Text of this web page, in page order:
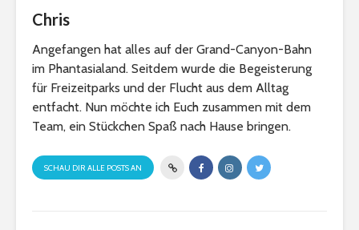
Chris
Angefangen hat alles auf der Grand-Canyon-Bahn
im Phantasialand. Seitdem wurde die Begeisterung
für Freizeitparks und der Flucht aus dem Alltag
entfacht. Nun möchte ich Euch zusammen mit dem
Team, ein Stückchen Spaß nach Hause bringen.
SCHAU DIR ALLE POSTS AN